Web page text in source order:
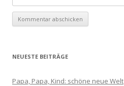
NEUESTE BEITRÄGE
Papa, Papa, Kind: schöne neue Welt